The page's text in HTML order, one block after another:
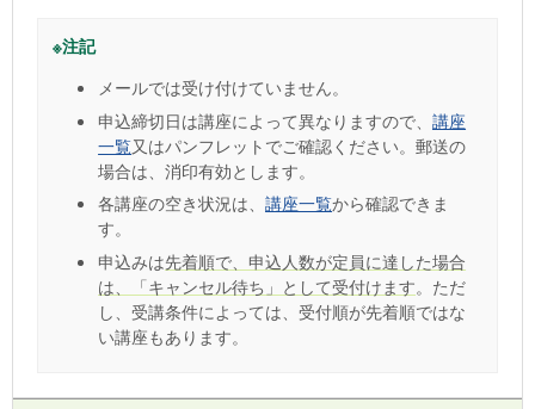
※注記
メールでは受け付けていません。
申込締切日は講座によって異なりますので、講座
一覧又はパンフレットでご確認ください。郵送の
場合は、消印有効とします。
各講座の空き状況は、講座一覧から確認できま
す。
申込みは先着順で、申込人数が定員に達した場合
は、「キャンセル待ち」として受付けます。ただ
し、受講条件によっては、受付順が先着順ではな
い講座もあります。